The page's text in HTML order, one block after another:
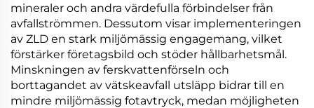
mineraler och andra värdefulla förbindelser från
avfallströmmen. Dessutom visar implementeringen
av ZLD en stark miljömässig engagemang, vilket
förstärker företagsbild och stöder hållbarhetsmål.
Minskningen av ferskvattenförseln och
borttagandet av vätskeavfall utsläpp bidrar till en
mindre miljömässig fotavtryck, medan möjligheten